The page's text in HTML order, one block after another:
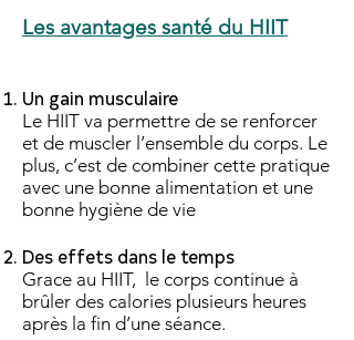
Les avantages santé du HIIT
Un gain musculaire
Le HIIT va permettre de se renforcer
et de muscler l’ensemble du corps. Le
plus, c’est de combiner cette pratique
avec une bonne alimentation et une
bonne hygiène de vie
Des effets dans le temps
Grace au HIIT, le corps continue à
brûler des calories plusieurs heures
après la fin d’une séance.